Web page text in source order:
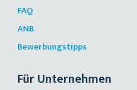
FAQ
ANB
Bewerbungstipps
Für Unternehmen